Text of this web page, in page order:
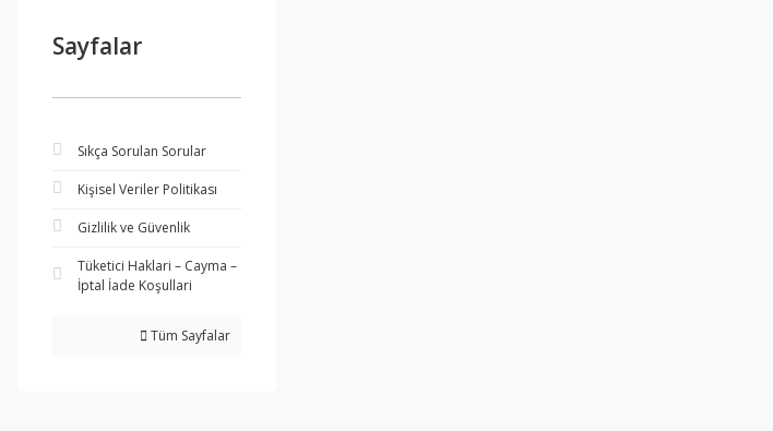
Sayfalar
Sıkça Sorulan Sorular
Kişisel Veriler Politikası
Gizlilik ve Güvenlik
Tüketici Haklari – Cayma –
İptal İade Koşullari
Tüm Sayfalar